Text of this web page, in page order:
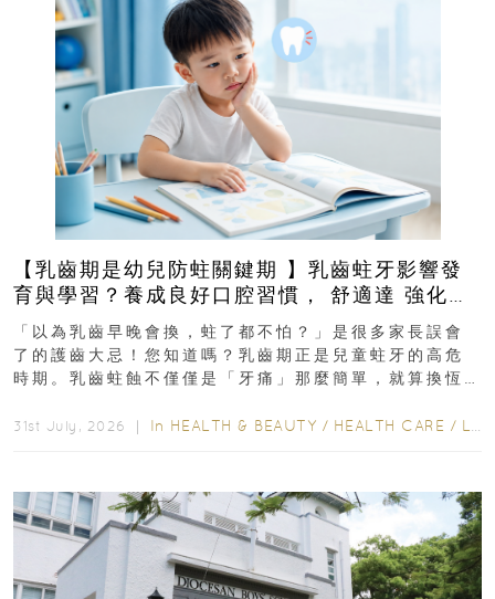
【乳齒期是幼兒防蛀關鍵期 】乳齒蛀牙影響發
育與學習？養成良好口腔習慣， 舒適達 強化琺
瑯質 兒童牙膏防護指南
「以為乳齒早晚會換，蛀了都不怕？」是很多家長誤會
了的護齒大忌！您知道嗎？乳齒期正是兒童蛀牙的高危
時期。乳齒蛀蝕不僅僅是「牙痛」那麼簡單，就算換恆
31st July, 2026 ｜ In HEALTH & BEAUTY / HEALTH CARE / LIFESTYLE